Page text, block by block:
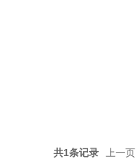
共1条记录 上一页